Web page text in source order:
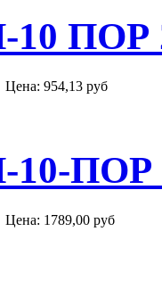
ПОР
Цена: 954,13 руб
ПОР
Цена: 1789,00 руб